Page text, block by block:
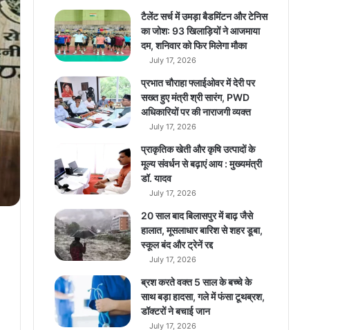
L
E
D
डि
स्प्ले
वा
ला
M
r
o
5
औ
र
स
ब
से
कि
फा
य
टैलेंट सर्च में उमड़ा बैडमिंटन और टेनिस
का जोश: 93 खिलाड़ियों ने आजमाया
दम, शनिवार को फिर मिलेगा मौका
July 17, 2026
प्रभात चौराहा फ्लाईओवर में देरी पर
सख्त हुए मंत्री श्री सारंग, PWD
अधिकारियों पर की नाराजगी व्यक्त
July 17, 2026
प्राकृतिक खेती और कृषि उत्पादों के
मूल्य संवर्धन से बढ़ाएं आय : मुख्यमंत्री
डॉ. यादव
July 17, 2026
20 साल बाद बिलासपुर में बाढ़ जैसे
हालात, मूसलाधार बारिश से शहर डूबा,
स्कूल बंद और ट्रेनें रद्द
July 17, 2026
ब्रश करते वक्त 5 साल के बच्चे के
साथ बड़ा हादसा, गले में फंसा टूथब्रश,
डॉक्टरों ने बचाई जान
July 17, 2026